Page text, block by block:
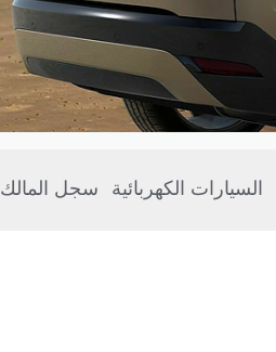
السيارات الكهربائية سجل المالك